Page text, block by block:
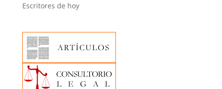
Escritores de hoy